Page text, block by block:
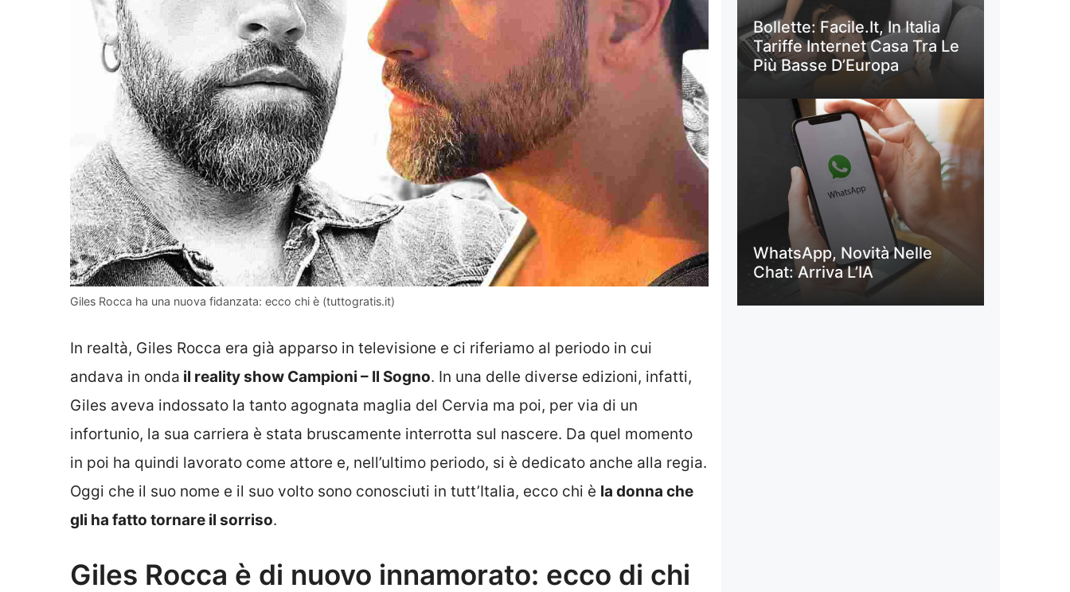
Giles Rocca ha una nuova fidanzata: ecco chi è (tuttogratis.it)
In realtà, Giles Rocca era già apparso in televisione e ci riferiamo al periodo in cui
andava in onda il reality show Campioni – Il Sogno. In una delle diverse edizioni, infatti,
Giles aveva indossato la tanto agognata maglia del Cervia ma poi, per via di un
infortunio, la sua carriera è stata bruscamente interrotta sul nascere. Da quel momento
in poi ha quindi lavorato come attore e, nell’ultimo periodo, si è dedicato anche alla regia.
Oggi che il suo nome e il suo volto sono conosciuti in tutt’Italia, ecco chi è la donna che
gli ha fatto tornare il sorriso.
Giles Rocca è di nuovo innamorato: ecco di chi
Bollette: Facile.it, In Italia
Tariffe Internet Casa Tra Le
Più Basse D’Europa
WhatsApp, Novità Nelle
Chat: Arriva L’IA